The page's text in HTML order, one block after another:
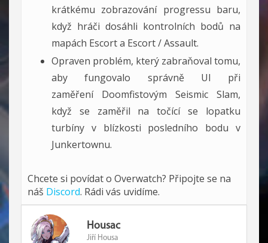
krátkému zobrazování progressu baru,
když hráči dosáhli kontrolních bodů na
mapách Escort a Escort / Assault.
Opraven problém, který zabraňoval tomu,
aby fungovalo správně UI při
zaměření Doomfistovým Seismic Slam,
když se zaměřil na točící se lopatku
turbíny v blízkosti posledního bodu v
Junkertownu.
Chcete si povídat o Overwatch? Připojte se na
náš Discord. Rádi vás uvidíme.
Housac
Jiří Housa